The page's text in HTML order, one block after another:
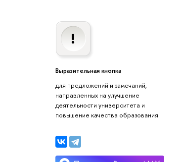
Выразительная кнопка
для предложений и замечаний,
направленных на улучшение
деятельности университета и
повышение качества образования